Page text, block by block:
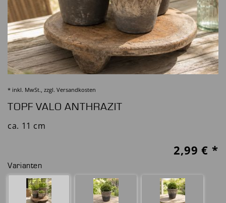
* inkl. MwSt., zzgl. Versandkosten
TOPF VALO ANTHRAZIT
ca. 11 cm
2,99 € *
Varianten